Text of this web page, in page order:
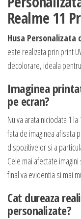
Realme 11
Husa Personalizata
este realizata prin print
decolorare, ideala
Imaginea
pe ecran?
Nu va arata niciodata 1
fata de imaginea afisata
dispozitivelor si a
Cele mai afectate
final va evidentia si mai
Cat dureaza
personalizate?